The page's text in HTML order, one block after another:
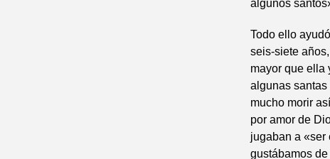
algunos
Todo ello
seis-siete
mayor que ella
algunas
mucho morir
por amor de
jugaban a «ser
gustábamos